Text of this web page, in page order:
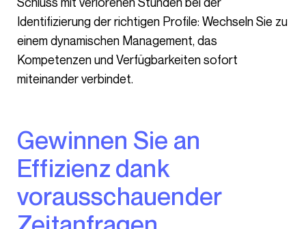
Identifizierung der richtigen Profile: Wechseln Sie zu
einem dynamischen Management, das
Kompetenzen und Verfügbarkeiten sofort
miteinander verbindet.
Gewinnen Sie an
Effizienz dank
vorausschauender